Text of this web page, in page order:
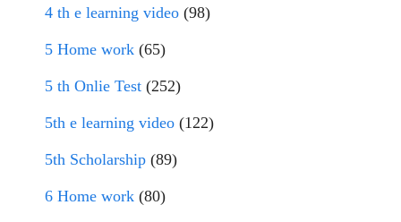
4 th e learning video (98)
5 Home work (65)
5 th Onlie Test (252)
5th e learning video (122)
5th Scholarship (89)
6 Home work (80)